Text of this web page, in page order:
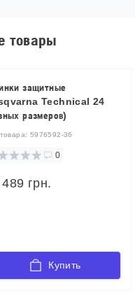
товары
защитные
Technical 24
размеров)
5976592-36
0
грн.
Купить